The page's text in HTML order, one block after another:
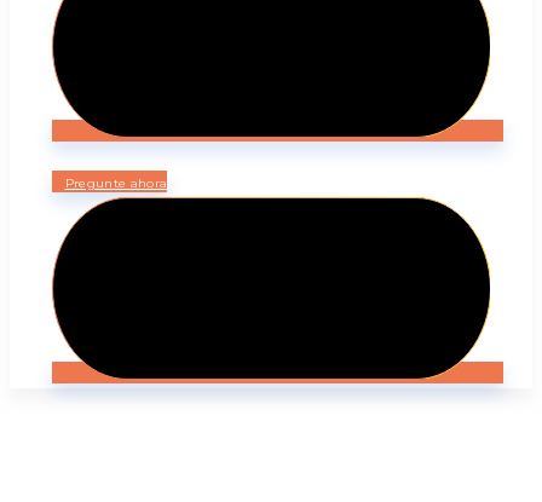
Pregunte ahora